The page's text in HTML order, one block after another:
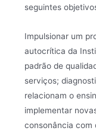
seguintes
Impulsionar um
autocrítica da
padrão de
serviços;
relacionam o
implementar
consonância com